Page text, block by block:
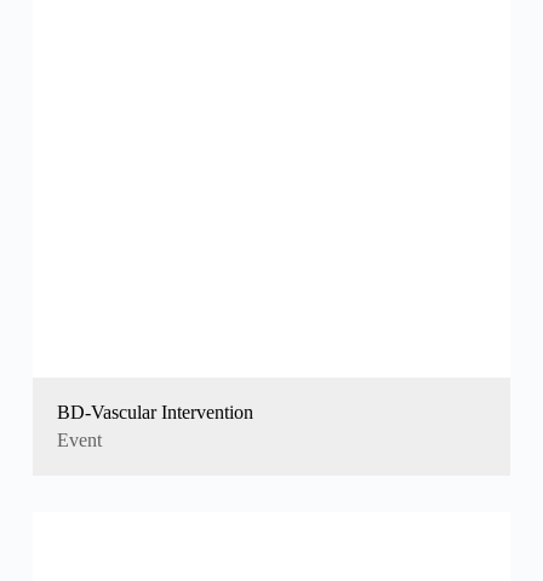
BD-Vascular Intervention
Event